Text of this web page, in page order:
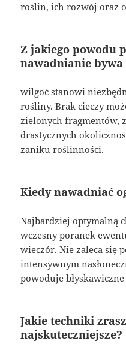
roślin, ich rozwój oraz
Z jakiego powodu
nawadnianie bywa
wilgoć stanowi
rośliny. Brak cieczy
zielonych fragmentów,
drastycznych
zaniku roślinności.
Kiedy nawadniać
Najbardziej optymalną
wczesny poranek
wieczór. Nie zaleca się
intensywnym
powoduje
Jakie techniki
najskuteczniejsze?